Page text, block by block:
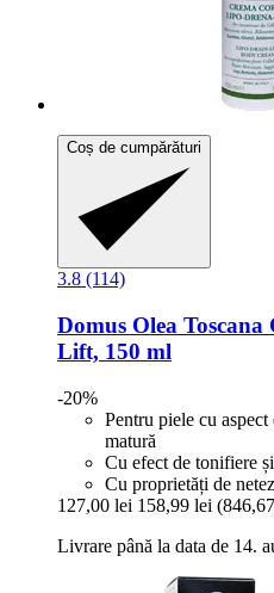
Coș de cumpărături
3.8 (114)
Domus Olea Toscana
Lift, 150 ml
-20%
Pentru piele cu
matură
Cu efect de tonifiere
Cu proprietăți de
127,00 lei 158,99 lei
Livrare până la data de 14.